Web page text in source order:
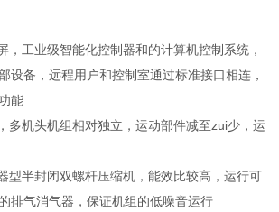
，工业级智能化控制器和的计算机控制系统，
设备，远程用户和控制室通过标准接口相连，
能
多机头机组相对独立，运动部件减至zui少，运
型半封闭双螺杆压缩机，能效比较高，运行可
排气消气器，保证机组的低噪音运行